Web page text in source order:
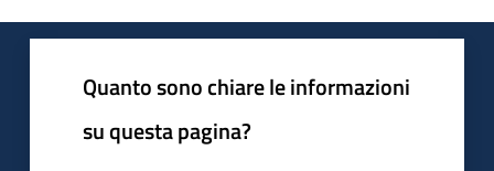
Quanto sono chiare le informazioni
su questa pagina?